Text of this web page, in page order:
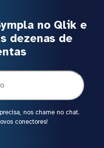
no Qlik e
dezenas de
nos chame no chat.
conectores!